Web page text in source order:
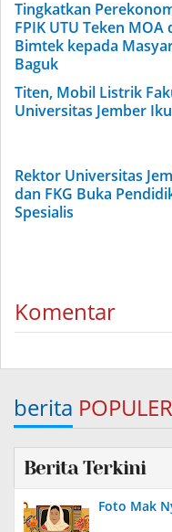
Tingkatkan
FPIK UTU Teken MOA
Bimtek kepada
Baguk
Titen, Mobil Listrik
Universitas Jember
Rektor Universitas
dan FKG Buka
Spesialis
Komentar
berita POPULER
Berita Terkini
Foto Mak